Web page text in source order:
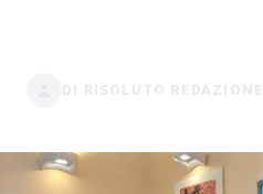
DI RISOLUTO REDAZIONE